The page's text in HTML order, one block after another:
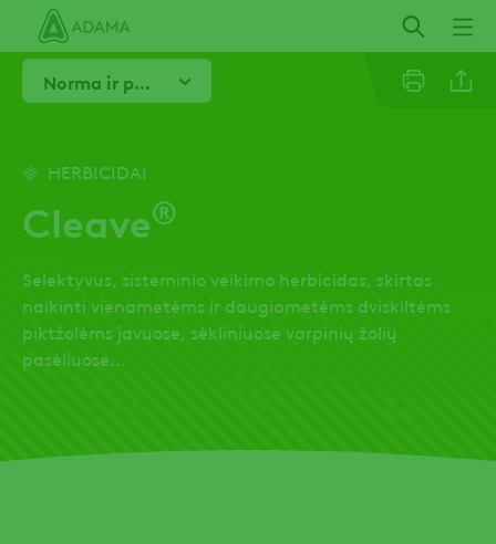
Pereiti
pagrindinį
Norma ir purškimo laikas
HERBICIDAI
Cleave®
Selektyvus, sisteminio veikimo herbicidas, skirtas
naikinti vienametėms ir daugiametėms dviskiltėms
piktžolėms javuose, sėkliniuose varpinių žolių
pasėliuose...